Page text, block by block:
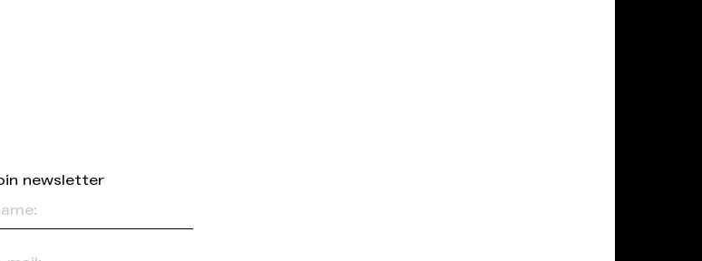
newsletter